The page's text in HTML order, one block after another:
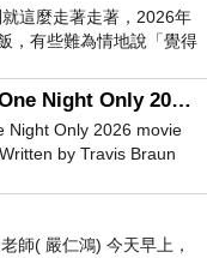
這麼走著走著，2026年
，有些難為情地說「覺得
電影一夜限定2026 One Night Only 2026 movie
Night Only 2026 movie
by Travis Braun
師( 嚴仁鴻) 今天早上，